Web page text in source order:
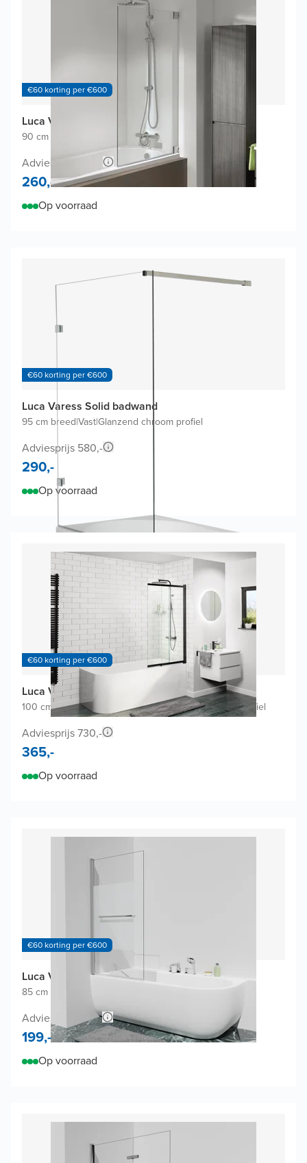
€60 korting per €600
Luca Varess Pure badwand
90 cm breed Glanzend chroom profiel
Adviesprijs 520,-
260,-
Op voorraad
€60 korting per €600
Luca Varess Solid badwand
95 cm breed|Vast|Glanzend chroom profiel
Adviesprijs 580,-
290,-
Op voorraad
€60 korting per €600
Luca Varess Vetras badwand
100 cm breed|Draaibaar en uitschuifbaar|Mat zwart profiel
Adviesprijs 730,-
365,-
Op voorraad
€60 korting per €600
Luca Varess Kuresa badwand
85 cm breed
Adviesprijs 358,-
199,-
Op voorraad